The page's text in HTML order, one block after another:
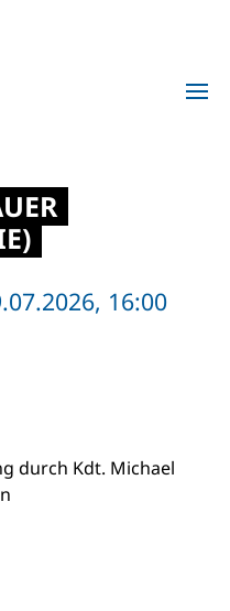
16:00
durch Kdt. Michael